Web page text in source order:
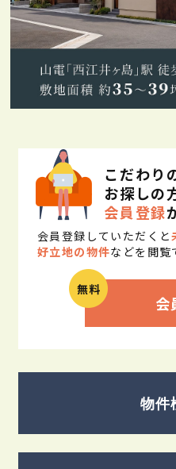
こだわり
お探しの
会員登録
会員登録していただくと
好立地の物件などを閲覧
会
物件